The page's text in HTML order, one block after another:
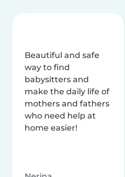
Beautiful and safe
way to find
babysitters and
make the daily life of
mothers and fathers
who need help at
home easier!